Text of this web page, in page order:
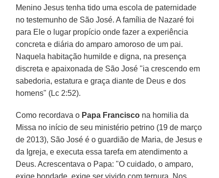
Menino Jesus tenha tido uma escola de paternidade
no testemunho de São José. A família de Nazaré foi
para Ele o lugar propício onde fazer a experiência
concreta e diária do amparo amoroso de um pai.
Naquela habitação humilde e digna, na presença
discreta e apaixonada de São José "ia crescendo em
sabedoria, estatura e graça diante de Deus e dos
homens" (Lc 2:52).
Como recordava o Papa Francisco na homilia da
Missa no início de seu ministério petrino (19 de março
de 2013), São José é o guardião de Maria, de Jesus e
da Igreja, e executa essa tarefa em atendimento a
Deus. Acrescentava o Papa: "O cuidado, o amparo,
exige bondade, exige ser vivido com ternura. Nos